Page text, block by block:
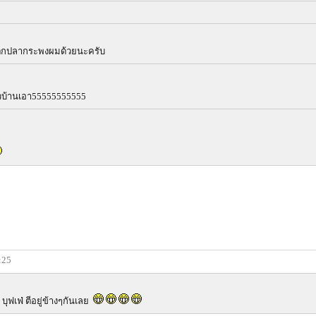
ปลากระพงผมด้วยนะครับ
นเอา55555555555
ฟเฟ่ ตีอยู่ข้างๆกันเลย